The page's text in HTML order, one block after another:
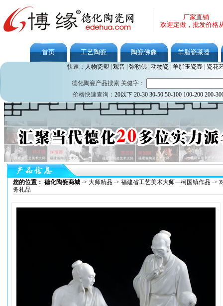
厂家直销
欢迎定做，批发价格
首页 工艺陶瓷 陶瓷佛像 羊脂瓷茶器
快速： 人物瓷塑 观音| 弥勒佛| 动物瓷| 羊脂玉瓷壶| 瓷花
德化陶瓷产品搜索 关健字：
价格快速查询： 20以下 20-30 30-50 50-100 100-200 200-
您的位置： 德化陶瓷商城 -> 大师精品 -> 福建省工艺美术大师—柯国镇作品 ->
务礼品